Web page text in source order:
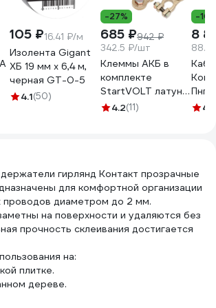
105 ₽16.41 ₽/м
Изолента Gigant
ХБ 19 мм х 6,4 м,
черная GT-0-5
4.1(50)
-27%
685 ₽942 ₽
342.5 ₽/шт
Клеммы АКБ в
комплекте
StartVOLT латунь,
болт, 10 мм SBT
4.2(11)
-
8
(N,4.4
гирлянд Контакт прозрачные
для комфортной организации
проводов диаметром до 2 мм.
на поверхности и удаляются без
прочность склеивания достигается
на:
плитке.
дереве.